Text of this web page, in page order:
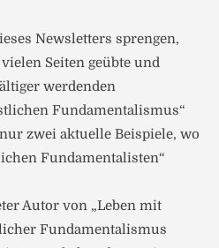
Newsletters sprengen,
Seiten geübte und
werdenden
Fundamentalismus“
zwei aktuelle Beispiele, wo
Fundamentalisten“
Autor von „Leben mit
Fundamentalismus